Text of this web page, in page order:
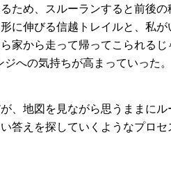
ため、スルーランすると前後
に伸びる信越トレイルと、私
家から走って帰ってこられる
への気持ちが高まっていった。
、地図を見ながら思うままに
答えを探していくようなプロセ